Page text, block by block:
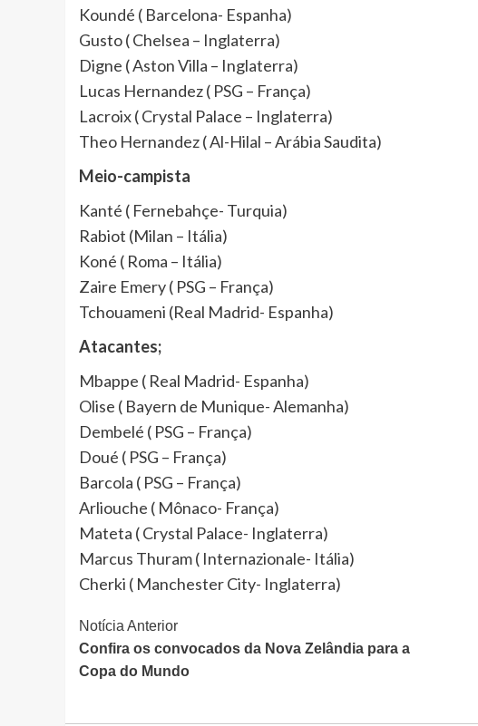
Koundé ( Barcelona- Espanha)
Gusto ( Chelsea – Inglaterra)
Digne ( Aston Villa – Inglaterra)
Lucas Hernandez ( PSG – França)
Lacroix ( Crystal Palace – Inglaterra)
Theo Hernandez ( Al-Hilal – Arábia Saudita)
Meio-campista
Kanté ( Fernebahçe- Turquia)
Rabiot (Milan – Itália)
Koné ( Roma – Itália)
Zaire Emery ( PSG – França)
Tchouameni (Real Madrid- Espanha)
Atacantes;
Mbappe ( Real Madrid- Espanha)
Olise ( Bayern de Munique- Alemanha)
Dembelé ( PSG – França)
Doué ( PSG – França)
Barcola ( PSG – França)
Arliouche ( Mônaco- França)
Mateta ( Crystal Palace- Inglaterra)
Marcus Thuram ( Internazionale- Itália)
Cherki ( Manchester City- Inglaterra)
Continue
Lendo
Notícia Anterior
Confira os convocados da Nova Zelândia para a
Copa do Mundo